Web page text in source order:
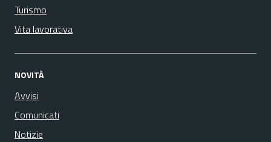
Turismo
Vita lavorativa
NOVITÀ
Avvisi
Comunicati
Notizie